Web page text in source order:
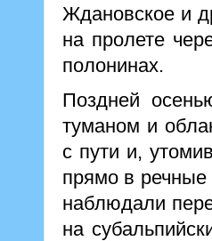
Ждановское и
на пролете
полонинах.
Поздней
туманом и
с пути и,
прямо в
наблюдали
на